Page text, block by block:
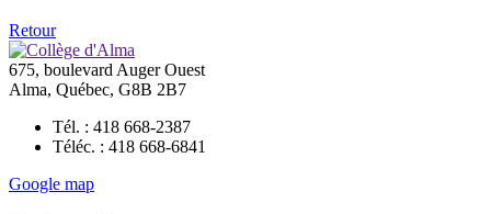
Retour
675, boulevard Auger Ouest
Alma, Québec, G8B 2B7
Tél. : 418 668-2387
Téléc. : 418 668-6841
Google map